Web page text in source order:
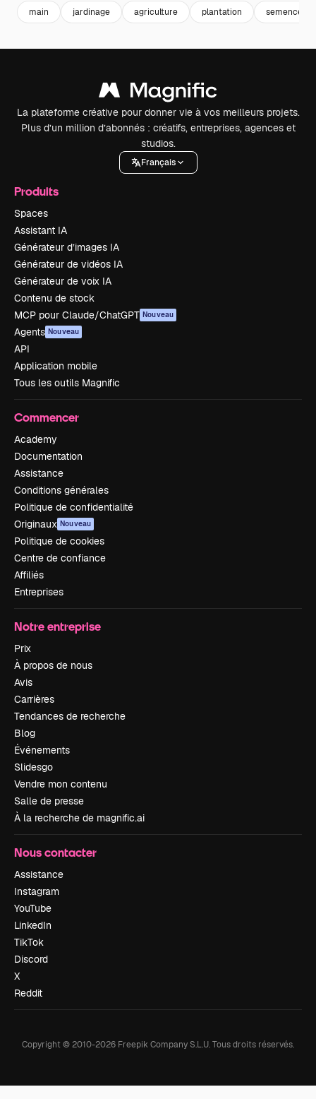
main jardinage agriculture plantation semence
La plateforme créative pour donner vie à vos meilleurs projets.
Plus d’un million d’abonnés : créatifs, entreprises, agences et
studios.
Français
Produits
Spaces
Assistant IA
Générateur d’images IA
Générateur de vidéos IA
Générateur de voix IA
Contenu de stock
MCP pour Claude/ChatGPT Nouveau
Agents Nouveau
API
Application mobile
Tous les outils Magnific
Commencer
Academy
Documentation
Assistance
Conditions générales
Politique de confidentialité
Originaux Nouveau
Politique de cookies
Centre de confiance
Affiliés
Entreprises
Notre entreprise
Prix
À propos de nous
Avis
Carrières
Tendances de recherche
Blog
Événements
Slidesgo
Vendre mon contenu
Salle de presse
À la recherche de magnific.ai
Nous contacter
Assistance
Instagram
YouTube
LinkedIn
TikTok
Discord
X
Reddit
Copyright © 2010-2026 Freepik Company S.L.U.Tous droits réservés.